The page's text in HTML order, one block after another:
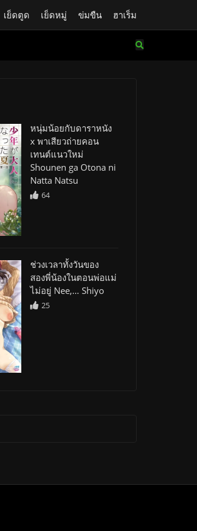
เย็ดตูด เย็ดหมู่ ข่มขืน ฮาเร็ม
หนุ่มน้อยกับดาราหนัง
x พาเสียวถ่ายคอน
เทนต์แนวใหม่
Shounen ga Otona ni
Natta Natsu
64
ช่วงเวลาทั้งวันของ
สองพี่น้องในตอนพ่อแม่
ไม่อยู่ Nee,… Shiyo
25